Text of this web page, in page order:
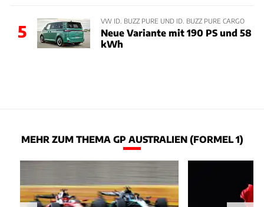
5
VW ID. BUZZ PURE UND ID. BUZZ PURE CARGO
Neue Variante mit 190 PS und 58
kWh
MEHR ZUM THEMA GP AUSTRALIEN (FORMEL 1)